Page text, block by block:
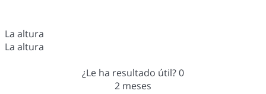
La altura
La altura
¿Le ha resultado útil?0
2 meses